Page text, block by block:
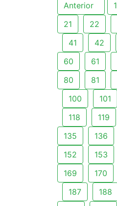
Anterior 1
21
22
41
42
60
61
80
81
100
101
118
119
135
136
152
153
169
170
187
188